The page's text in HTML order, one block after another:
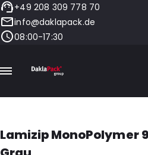
+49 208 309 778 70
info@daklapack.de
08:00-17:30
Lamizip MonoPolymer